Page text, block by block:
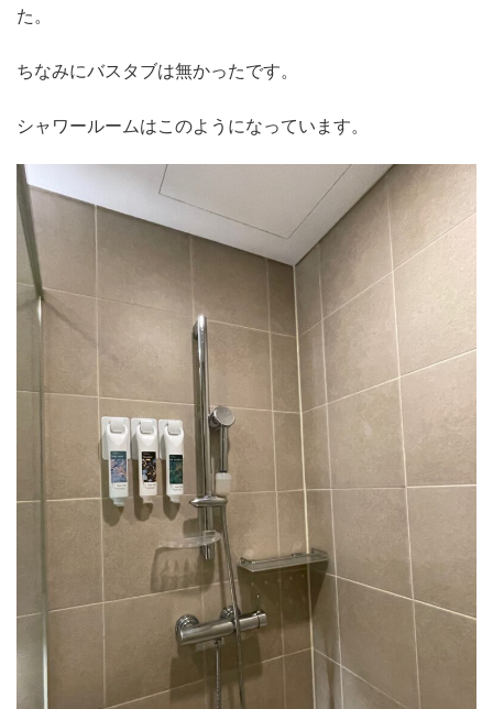
た。
ちなみにバスタブは無かったです。
シャワールームはこのようになっています。